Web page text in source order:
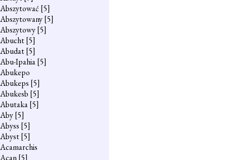
Abszytować [5]
Abszytowany[5]
Abszytowy[5]
Abucht[5]
Abudat[5]
Abu-Ipahia[5]
Abukepo
Abukeps [5]
Abukesb [5]
Abutaka[5]
Aby[5]
Abyss [5]
Abyst[5]
Acamarchis
Acan[5]